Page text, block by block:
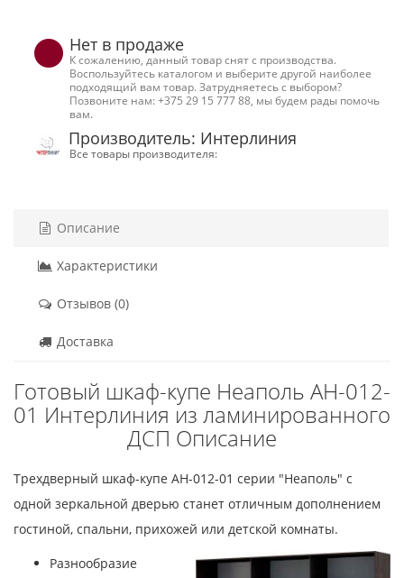
Нет в продаже
К сожалению, данный товар снят с производства.
Воспользуйтесь каталогом и выберите другой наиболее
подходящий вам товар. Затрудняетесь с выбором?
Позвоните нам: +375 29 15 777 88, мы будем рады помочь
вам.
Производитель: Интерлиния
Все товары производителя:
Описание
Характеристики
Отзывов (0)
Доставка
Готовый шкаф-купе Неаполь АН-012-
01 Интерлиния из ламинированного
ДСП Описание
Трехдверный шкаф-купе АН-012-01 серии "Неаполь" с
одной зеркальной дверью станет отличным дополнением
гостиной, спальни, прихожей или детской комнаты.
Разнообразие